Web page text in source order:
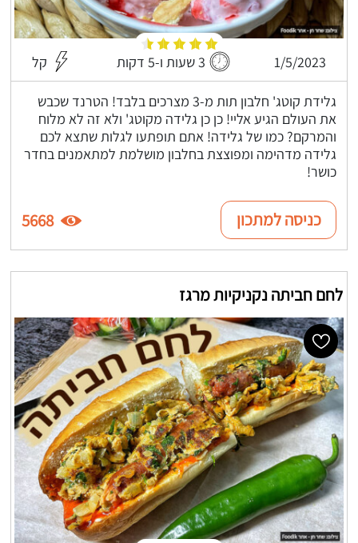
1/5/2023 3 שעות ו-5 דקות קל
גלידת קוטג' חלבון תות מ-3 מצרכים בלבד! הטרנד שכבש
את העולם הגיע אליי! כן כן גלידה מקוטג' ולא זה לא מלוח
והמרקם? כמו של גלידה! אתם תופתעו לגלות שתצא לכם
גלידה מדהימה ומפוצצת בחלבון מושלמת למתאמנים בחדר
כושר!
כניסה למתכון 5668
לחם חביתה נקניקיות מרגז